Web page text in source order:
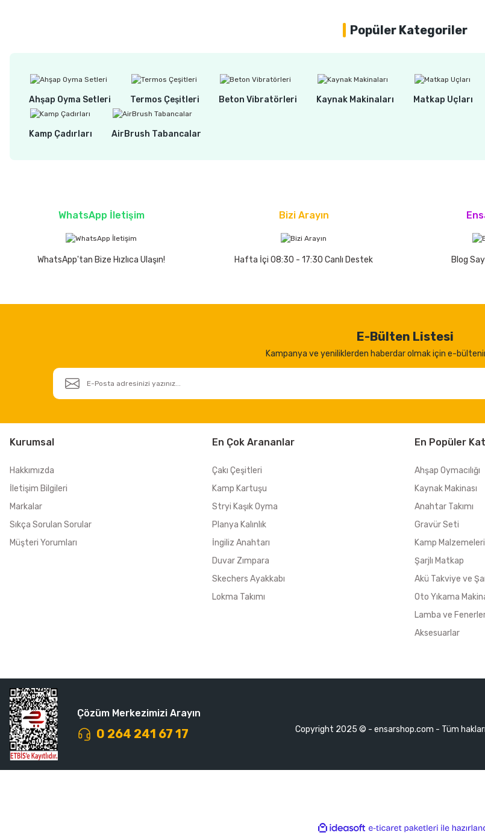
Popüler Kategoriler
Ahşap Oyma Setleri Termos Çeşitleri Beton Vibratörleri Kaynak Makinaları Matkap Uçları
Kamp Çadırları AirBrush Tabancalar
WhatsApp İletişim
WhatsApp'tan Bize Hızlıca Ulaşın!
Bizi Arayın
Hafta İçi 08:30 - 17:30 Canlı Destek Blog
E-Bülten Listesi
Kampanya ve yeniliklerden haberdar olmak için e-
Kurumsal
Hakkımızda
İletişim Bilgileri
Markalar
Sıkça Sorulan Sorular
Müşteri Yorumları
En Çok Arananlar
Çakı Çeşitleri
Kamp Kartuşu
Stryi Kaşık Oyma
Planya Kalınlık
İngiliz Anahtarı
Duvar Zımpara
Skechers Ayakkabı
Lokma Takımı
En Popüler
Ahşap Oymacılığı
Kaynak Makinası
Anahtar Takımı
Gravür Seti
Kamp Malzemeleri
Şarjlı Matkap
Akü Takviye ve
Oto Yıkama
Lamba ve
Aksesuarlar
Çözüm Merkezimizi Arayın
0 264 241 67 17 Copyright 2025 © - ensarshop.com - Tüm hakları
ideasoft
e-